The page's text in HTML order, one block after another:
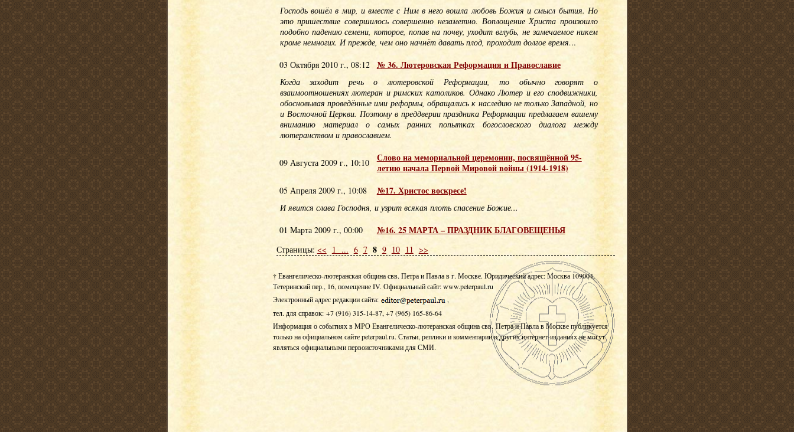
Господь вошёл в мир, и вместе с Ним в него вошла любовь Божия и смысл бытия. Но
это пришествие совершилось совершенно незаметно. Воплощение Христа произошло
подобно падению семени, которое, попав на почву, уходит вглубь, не замечаемое никем
кроме немногих. И прежде, чем оно начнёт давать плод, проходит долгое время…
03 Октября 2010 г., 08:12
№ 36. Лютеровская Реформация и Православие
Когда заходит речь о лютеровской Реформации, то обычно говорят о
взаимоотношениях лютеран и римских католиков. Однако Лютер и его сподвижники,
обосновывая проведённые ими реформы, обращались к наследию не только Западной, но
и Восточной Церкви. Поэтому в преддверии праздника Реформации предлагаем вашему
вниманию материал о самых ранних попытках богословского диалога между
лютеранством и православием.
09 Августа 2009 г., 10:10
Слово на мемориальной церемонии, посвящённой 95-
летию начала Первой Мировой войны (1914-1918)
05 Апреля 2009 г., 10:08 №17. Христос воскресе!
И явится слава Господня, и узрит всякая плоть спасение Божие...
01 Марта 2009 г., 00:00
№16. 25 МАРТА – ПРАЗДНИК БЛАГОВЕЩЕНЬЯ
Страницы: << 1 ... 6 7 8 9 10 11 >>
† Евангелическо-лютеранская община свв. Петра и Павла в г. Москве. Юридический адрес: Москва 109004,
Тетеринский пер., 16, помещение IV. Официальный сайт: www.peterpaul.ru
Электронный адрес редакции сайта:
,
тел. для справок: +7 (916) 315-14-87, +7 (965) 165-86-64
Информация о событиях в МРО Евангелическо-лютеранская община свв. Петра и Павла в Москве публикуется
только на официальном сайте peterpaul.ru. Статьи, реплики и комментарии в других интернет-изданиях не могут
являться официальными первоисточниками для СМИ.